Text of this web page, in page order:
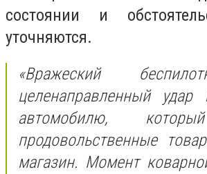
состоянии и
уточняются.
«Вражеский
целенаправленный удар
автомобилю,
продовольственные
магазин. Момент